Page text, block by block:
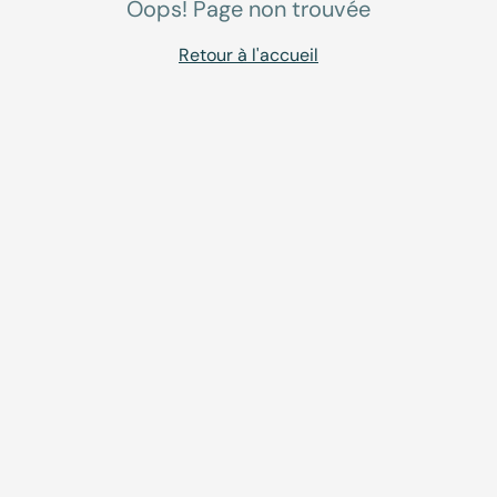
Oops! Page non trouvée
Retour à l'accueil